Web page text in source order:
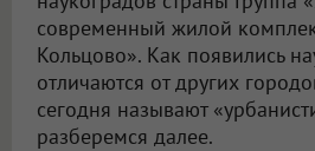
современный жилой
Кольцово». Как появились
отличаются от других
сегодня называют
разберемся далее.